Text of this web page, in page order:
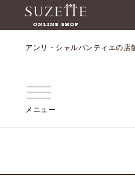
アンリ・シャルパンティエの店
メニュー